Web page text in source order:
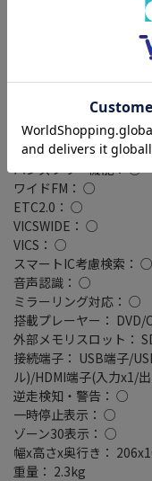
タッチパネル種類： 静
バックカメラ： 別売
Bluetooth：
ハイレゾ： ○
ハンズフリー機能： ○
ワイドFM： ○
ETC2.0： ○
VICSWIDE： ○
VICS： ○
スマートIC考慮検索： ○
音声認識： ○
ミラーリング対応： ○
搭載プレーヤー： DVD/
外部メモリスロット：
接続端子： USB端子/
ル)/HDMI端子(入力x1/
逆走検知・警告： ○
一時停止表示： ○
ゾーン30表示： ○
幅x高さx奥行き：
重量： 2.3kg